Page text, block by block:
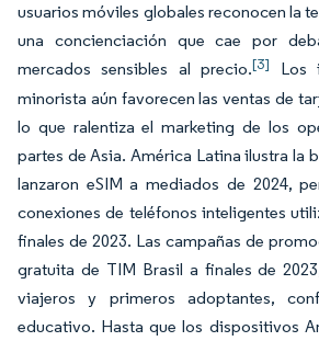
usuarios móviles globales reconocen la
una concienciación que cae por
mercados sensibles al precio.[3]
Los
minorista aún favorecen las ventas de
lo que ralentiza el marketing de los
partes de Asia. América Latina ilustra la
lanzaron eSIM a mediados de 2024,
conexiones de teléfonos inteligentes
finales de 2023. Las campañas de
gratuita de TIM Brasil a finales de
viajeros y primeros adoptantes,
educativo. Hasta que los dispositivos